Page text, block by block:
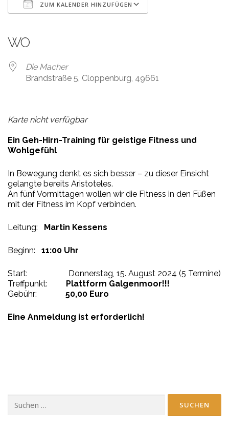
ZUM KALENDER HINZUFÜGEN
WO
Die Macher
Brandstraße 5, Cloppenburg, 49661
Karte nicht verfügbar
Ein Geh-Hirn-Training für geistige Fitness und
Wohlgefühl
In Bewegung denkt es sich besser – zu dieser Einsicht
gelangte bereits Aristoteles.
An fünf Vormittagen wollen wir die Fitness in den Füßen
mit der Fitness im Kopf verbinden.
Leitung: Martin Kessens
Beginn: 11:00 Uhr
Start: Donnerstag, 15. August 2024 (5 Termine)
Treffpunkt:
Plattform Galgenmoor!!!
Gebühr:
50,00 Euro
Eine Anmeldung ist erforderlich!
nach: